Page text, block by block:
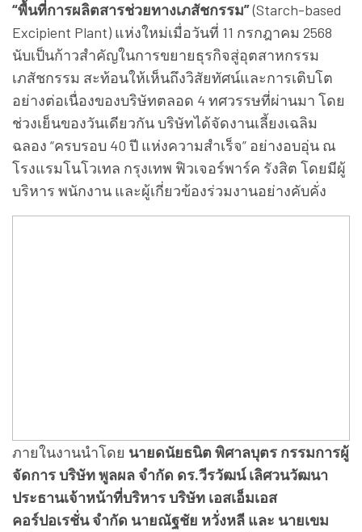
“พื้นที่การผลิตสารช่วยทางเภสัชกรรม”(Starch-based
Excipient Plant) แห่งใหม่เมื่อวันที่ 11 กรกฎาคม 2568
นับเป็นก้าวสำคัญในการขยายธุรกิจสู่อุตสาหกรรม
เภสัชกรรม สะท้อนให้เห็นถึงวิสัยทัศน์และการเติบโต
อย่างต่อเนื่องของบริษัทตลอด 4 ทศวรรษที่ผ่านมา โดย
ช่วงเย็นของวันเดียวกัน บริษัทได้จัดงานเลี้ยงเฉลิม
ฉลอง “ครบรอบ 40 ปี แห่งความสำเร็จ” อย่างอบอุ่น ณ
โรงแรมโนโวเทล กรุงเทพ ฟิวเจอร์พาร์ค รังสิต โดยมีผู้
บริหาร พนักงาน และผู้เกี่ยวข้องร่วมงานอย่างคับคั่ง
ภายในงานนำโดย นายดนัยธนิต พิศาลบุตร กรรมการผู้
จัดการ บริษัท พูลผล จำกัด ดร.วีรวัฒน์ เลิศวนวัฒนา
ประธานเจ้าหน้าที่บริหาร บริษัท เอสเอ็มเอส
คอร์ปอเรชั่น จำกัด นายณัฐชัย หวั่งหลี และ นายเขม